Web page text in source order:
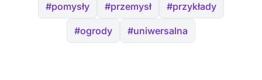
#pomysły #przemysł #przykłady
#ogrody #uniwersalna